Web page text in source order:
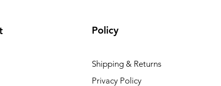
Policy
Shipping & Returns
Privacy Policy